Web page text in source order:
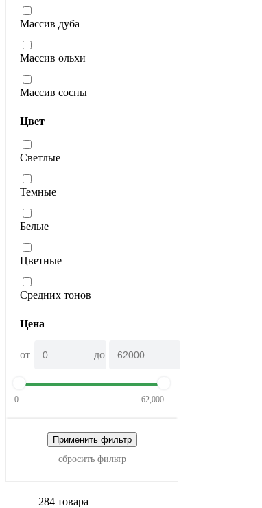
Массив дуба
Массив ольхи
Массив сосны
Цвет
Светлые
Темные
Белые
Цветные
Средних тонов
Цена
от до
0 62,000
Применить фильтр
сбросить фильтр
284 товара